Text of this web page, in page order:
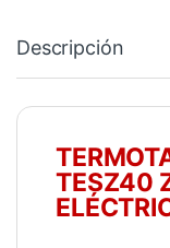
Descripción
TESZ40